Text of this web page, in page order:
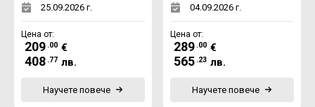
25.09.2026 г.
Цена от:
209 .00 €
408 .77 лв.
Научете повече
04.09.2026 г.
Цена от:
289 .00 €
565 .23 лв.
Научете повече